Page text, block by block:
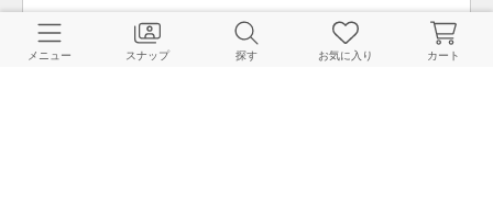
メニュー スナップ 探す お気に入り カート